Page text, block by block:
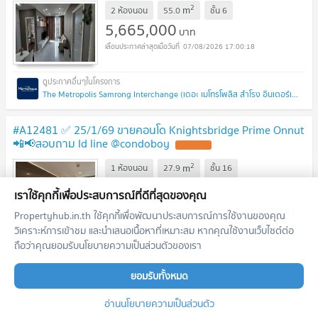
2 ห้องนอน 55.0 m2 ชั้น6
5,665,000 บาท
07/08/2026 17:00:18
The Metropolis Samrong Interchange (เดอะ เมโทรโพลิส สำโรง อินเตอร์เชนจ์)
#A12481 ✅ 25/1/69 ขายคอนโด Knightsbridge Prime Onnut
📲📢สอบถาม ld line @condoboy
1 ห้องนอน 27.9 m2 ชั้น 16
4,899,000บาท
07/08/2026 17:00:18
Knightsbridge Prime Onnut (ไนท์บริดจ์ ไพร์ม อ่อนนุช)
#A124173 ✅ 1/12/68 ขายคอนโด Very 3 Sukhumvit 72 📲📢
สอบถาม ld line @condoboy
เราใช้คุกกี้เพื่อประสบการณ์ที่ดีที่สุดของคุณ
Propertyhub.in.th ใช้คุกกี้เพื่อพัฒนาประสบการณ์การใช้งานของคุณ
วิเคราะห์การเข้าชม และนำเสนอเนื้อหาที่เหมาะสม หากคุณใช้งานเว็บไซต์ต่อ
ถือว่าคุณยอมรับนโยบายความเป็นส่วนตัวของเรา
ยอมรับทั้งหมด
อ่านนโยบายความเป็นส่วนตัว